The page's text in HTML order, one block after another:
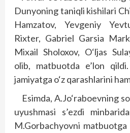
Dunyoning taniqli kishilari
Hamzatov, Yevgeniy
Rixter, Gabriel Garsia
Mixail Sholoxov, O‘ljas
olib, matbuotda e’lon
jamiyatga o‘z qarashlarini
Esimda, A.Jo‘raboevning
uyushmasi s’ezdi
M.Gorbachyovni matbuotga